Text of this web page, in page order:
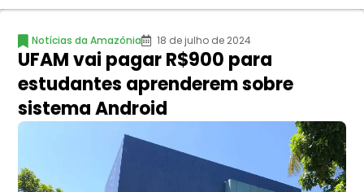
Notícias da Amazônia 18 de julho de 2024
UFAM vai pagar R$900 para
estudantes aprenderem sobre
sistema Android